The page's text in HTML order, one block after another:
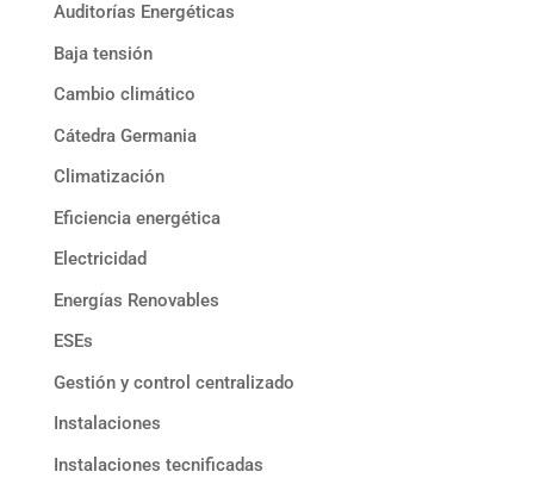
Auditorías Energéticas
Baja tensión
Cambio climático
Cátedra Germania
Climatización
Eficiencia energética
Electricidad
Energías Renovables
ESEs
Gestión y control centralizado
Instalaciones
Instalaciones tecnificadas